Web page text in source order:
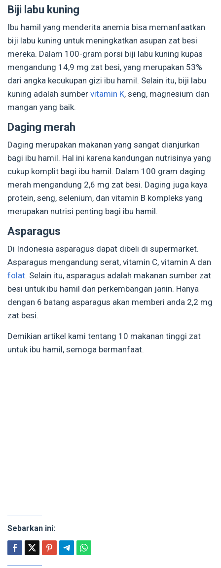
Biji labu kuning
Ibu hamil yang menderita anemia bisa memanfaatkan
biji labu kuning untuk meningkatkan asupan zat besi
mereka. Dalam 100-gram porsi biji labu kuning kupas
mengandung 14,9 mg zat besi, yang merupakan 53%
dari angka kecukupan gizi ibu hamil. Selain itu, biji labu
kuning adalah sumber vitamin K, seng, magnesium dan
mangan yang baik.
Daging merah
Daging merupakan makanan yang sangat dianjurkan
bagi ibu hamil. Hal ini karena kandungan nutrisinya yang
cukup komplit bagi ibu hamil. Dalam 100 gram daging
merah mengandung 2,6 mg zat besi. Daging juga kaya
protein, seng, selenium, dan vitamin B kompleks yang
merupakan nutrisi penting bagi ibu hamil.
Asparagus
Di Indonesia asparagus dapat dibeli di supermarket.
Asparagus mengandung serat, vitamin C, vitamin A dan
folat. Selain itu, asparagus adalah makanan sumber zat
besi untuk ibu hamil dan perkembangan janin. Hanya
dengan 6 batang asparagus akan memberi anda 2,2 mg
zat besi.
Demikian artikel kami tentang 10 makanan tinggi zat
untuk ibu hamil, semoga bermanfaat.
Sebarkan ini: